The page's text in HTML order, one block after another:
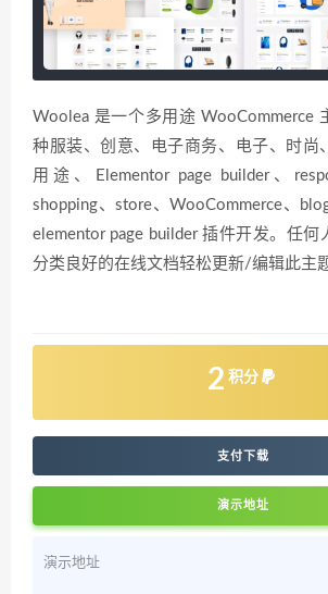
Woolea 是一个多用途 WooCommerce
种服装、创意、电子商务、电子、时尚
用途、Elementor page builder、
shopping、store、WooCommerce、
elementor page builder 插件开发。任何
分类良好的在线文档轻松更新/编辑此主
2 积分
支付下载
演示地址
演示地址